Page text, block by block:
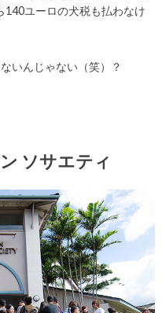
ユーロの犬税も払わなけ
いんじゃない（笑）？
ソサエティ